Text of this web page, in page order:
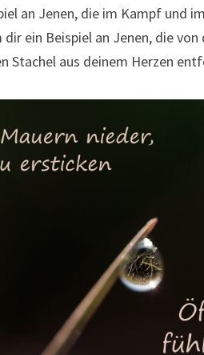
an Jenen, die im Kampf und
ein Beispiel an Jenen, die
Stachel aus deinem Herzen